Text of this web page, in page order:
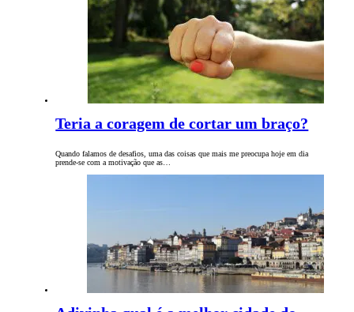
Teria a coragem de cortar um braço?
Quando falamos de desafios, uma das coisas que mais me preocupa hoje em dia
prende-se com a motivação que as…